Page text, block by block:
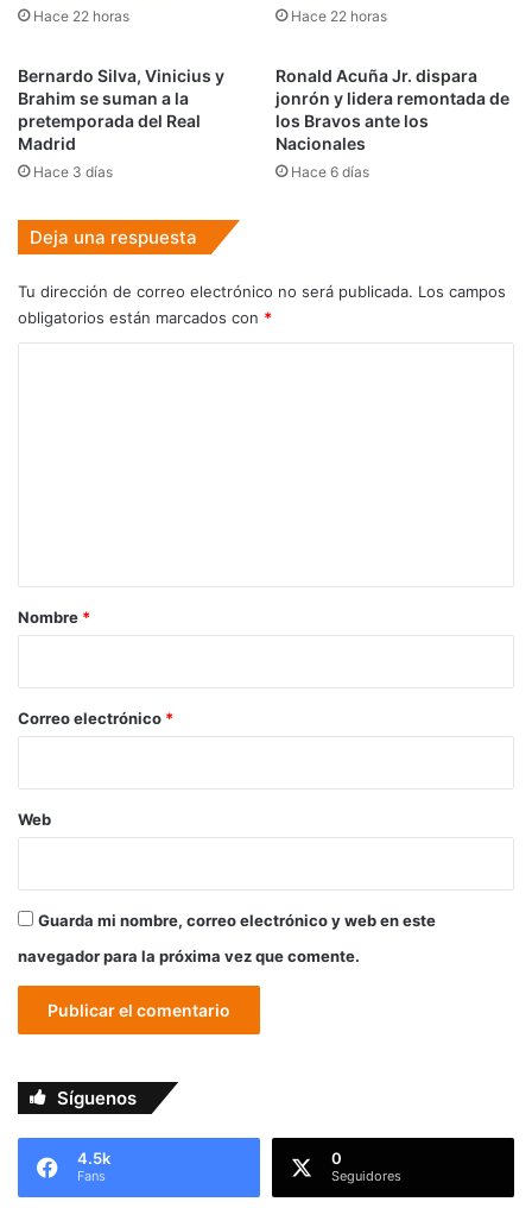
Hace 22 horas Hace 22 horas
Bernardo Silva, Vinicius y
Brahim se suman a la
pretemporada del Real
Madrid
Hace 3 días
Ronald Acuña Jr. dispara
jonrón y lidera remontada de
los Bravos ante los
Nacionales
Hace 6 días
Deja una respuesta
Tu dirección de correo electrónico no será publicada. Los campos
obligatorios están marcados con *
r
*
Nombre *
Correo electrónico *
Web
Guarda mi nombre, correo electrónico y web en este
navegador para la próxima vez que comente.
Síguenos
4.5k
Fans
0
Seguidores